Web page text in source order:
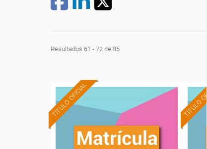
Resultados 61 - 72 de 85
TÍTULO OFICIAL TÍTULO OFICIAL